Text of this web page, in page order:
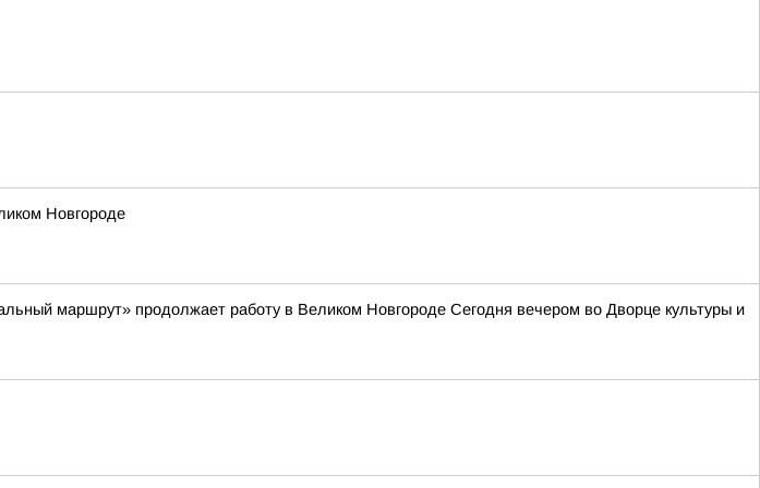
Новгороде
маршрут» продолжает работу в Великом Новгороде Сегодня вечером во Дворце культуры и